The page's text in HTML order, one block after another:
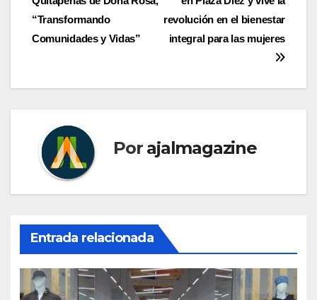
de
entradas
revolución en el bienestar
integral para las mujeres
“Transformando
Comunidades y Vidas”
Por ajalmagazine
Entrada relacionada